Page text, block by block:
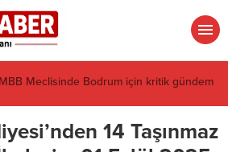
İsmi Var, Cismi Yok: Atatürkçü
Derneği Pusulayı mı Şaşırdı Yoksa
mu Bozuldu?
14 Taşınmaz